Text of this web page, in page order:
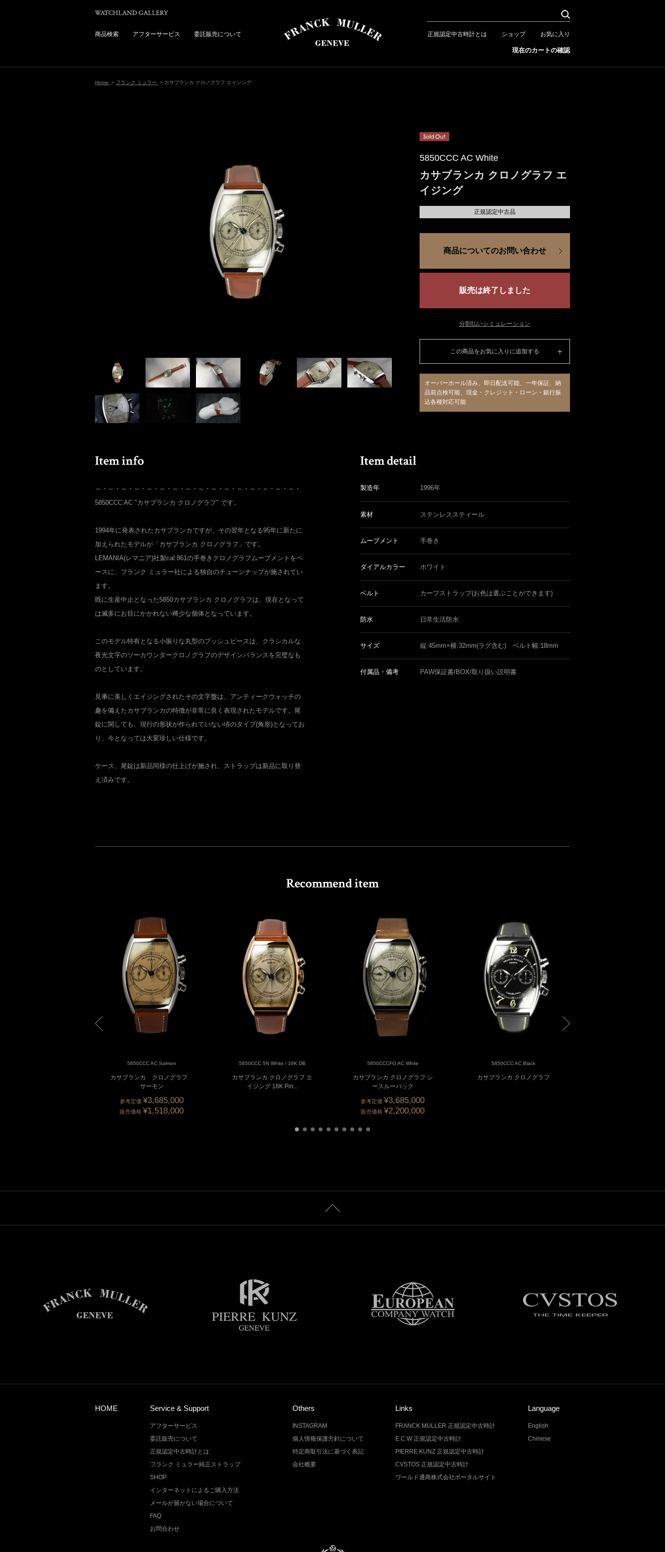
商品検索 アフターサービス 委託販売について 正規認定中古時計とは ショップ お気に入り
現在のカートの確認
Home > フランク ミュラー > カサブランカ クロノグラフ エイジング
5850CCC AC White
カサブランカ クロノグラフ エ
イジング
正規認定中古品
商品についてのお問い合わせ
販売は終了しました
分割払いシミュレーション
この商品をお気に入りに追加する
オーバーホール済み、即日配送可能、一年保証、納
品前点検可能、現金・クレジット・ローン・銀行振
込各種対応可能
～・～・～・～・～・～・～・～・～・～・～・～・～・～・～・～・
5850CCC AC "カサブランカ クロノグラフ" です。
1994年に発表されたカサブランカですが、その翌年となる95年に新たに
加えられたモデルが「カサブランカ クロノグラフ」です。
LEMANIA(レマニア)社製cal:861の手巻きクロノグラフムーブメントをベ
ースに、フランク ミュラー社による独自のチューンナップが施されてい
ます。
既に生産中止となった5850カサブランカ クロノグラフは、現在となって
は滅多にお目にかかれない稀少な個体となっています。
このモデル特有となる小振りな丸型のプッシュピースは、クラシカルな
夜光文字のツーカウンタークロノグラフのデザインバランスを完璧なも
のとしています。
見事に美しくエイジングされたその文字盤は、アンティークウォッチの
趣を備えたカサブランカの特徴が非常に良く表現されたモデルです。尾
錠に関しても、現行の形状が作られていない頃のタイプ(角形)となってお
り、今となっては大変珍しい仕様です。
ケース、尾錠は新品同様の仕上げが施され、ストラップは新品に取り替
え済みです。
製造年 1996年
素材 ステンレススティール
ムーブメント 手巻き
ダイアルカラー ホワイト
ベルト カーフストラップ(お色は選ぶことができます)
防水 日常生活防水
サイズ 縦:45mm×横:32mm(ラグ含む) ベルト幅:18mm
付属品・備考 PAW保証書/BOX/取り扱い説明書
5850CCC AC Salmon
カサブランカ クロノグラフ
サーモン
参考定価¥3,685,000
販売価格¥1,518,000
5850CCC 5N White / 18K DB
カサブランカ クロノグラフ エ
イジング 18K Pin...
5850CCCFO AC White
カサブランカ クロノグラフ シ
ースルーバック
参考定価¥3,685,000
販売価格¥2,200,000
5850CCC AC Black
カサブランカ クロノグラフ
HOME Service & Support
アフターサービス
委託販売について
正規認定中古時計とは
フランク ミュラー純正ストラップ
SHOP
インターネットによるご購入方法
メールが届かない場合について
FAQ
お問合わせ
Others
INSTAGRAM
個人情報保護方針について
特定商取引法に基づく表記
会社概要
Links
FRANCK MULLER 正規認定中古時計
E.C.W 正規認定中古時計
PIERRE KUNZ 正規認定中古時計
CVSTOS 正規認定中古時計
ワールド通商株式会社ポータルサイト
Language
English
Chinese